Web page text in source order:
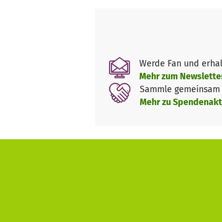
Männliche Jugendliche mit
Themen wie Identität,
Jugendlichen die
patriachalen
Ende der circa einjährigen
Im zweiten Schritt haben die
sind Workshops für
Trainingsphase gemachten
Diese haben so die
Werde Fan und
Mehr zum
Sammle
Mehr zu